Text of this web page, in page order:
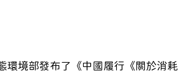
環境部發布了《中國履行《關於消